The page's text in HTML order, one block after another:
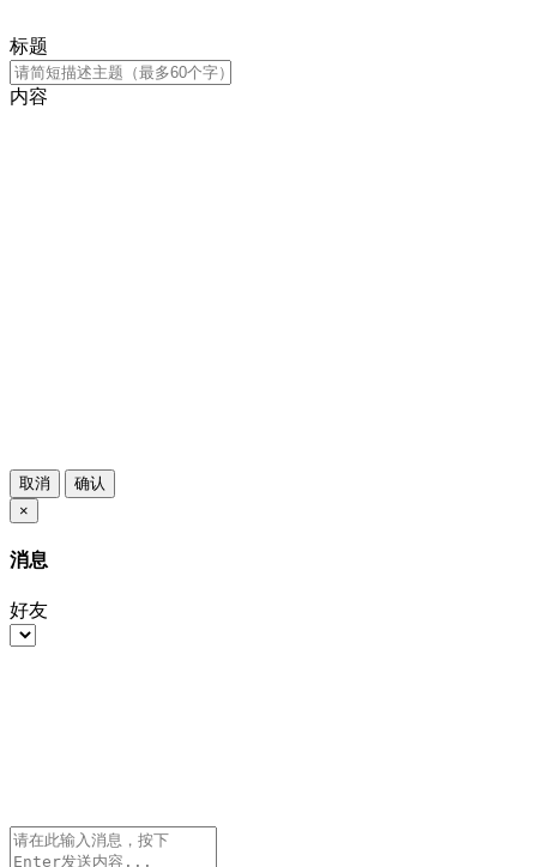
标题
内容
取消
确认
×
消息
好友